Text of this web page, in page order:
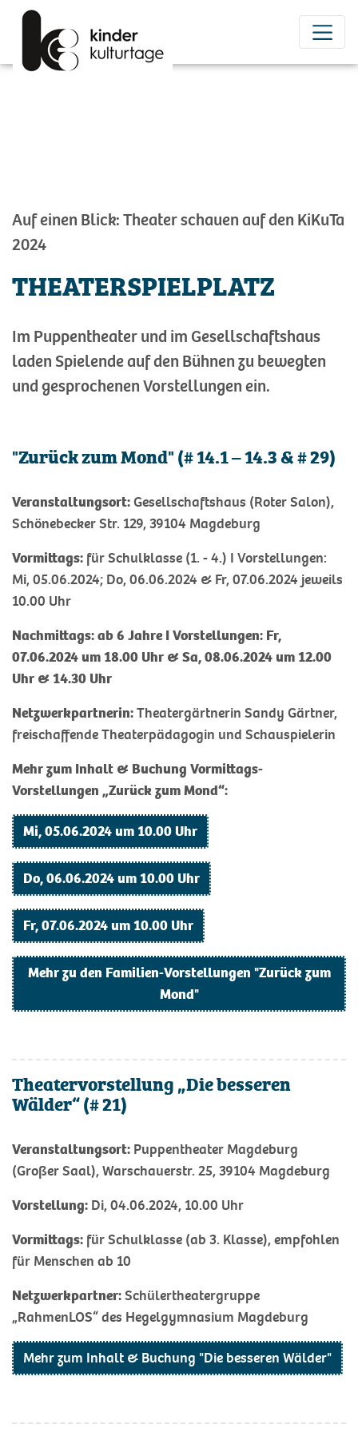
Auf einen Blick: Theater schauen auf den KiKuTa
2024
THEATERSPIELPLATZ
Im Puppentheater und im Gesellschaftshaus
laden Spielende auf den Bühnen zu bewegten
und gesprochenen Vorstellungen ein.
"Zurück zum Mond" (# 14.1 – 14.3 & # 29)
Veranstaltungsort:Gesellschaftshaus (Roter Salon),
Schönebecker Str. 129, 39104 Magdeburg
Vormittags: für Schulklasse (1. - 4.) I Vorstellungen:
Mi, 05.06.2024; Do, 06.06.2024 & Fr, 07.06.2024 jeweils
10.00 Uhr
Nachmittags: ab 6 Jahre I Vorstellungen: Fr,
07.06.2024 um 18.00 Uhr & Sa, 08.06.2024 um 12.00
Uhr & 14.30 Uhr
Netzwerkpartnerin:Theatergärtnerin Sandy Gärtner,
freischaffende Theaterpädagogin und Schauspielerin
Mehr zum Inhalt & Buchung Vormittags-
Vorstellungen „Zurück zum Mond“:
Mi, 05.06.2024 um 10.00 Uhr
Do, 06.06.2024 um 10.00 Uhr
Fr, 07.06.2024 um 10.00 Uhr
Mehr zu den Familien-Vorstellungen "Zurück zum
Mond"
Theatervorstellung „Die besseren
Wälder“ (# 21)
Veranstaltungsort: Puppentheater Magdeburg
(Großer Saal), Warschauerstr. 25, 39104 Magdeburg
Vorstellung: Di, 04.06.2024, 10.00 Uhr
Vormittags: für Schulklasse (ab 3. Klasse), empfohlen
für Menschen ab 10
Netzwerkpartner:Schülertheatergruppe
„RahmenLOS“ des Hegelgymnasium Magdeburg
Mehr zum Inhalt & Buchung "Die besseren Wälder"